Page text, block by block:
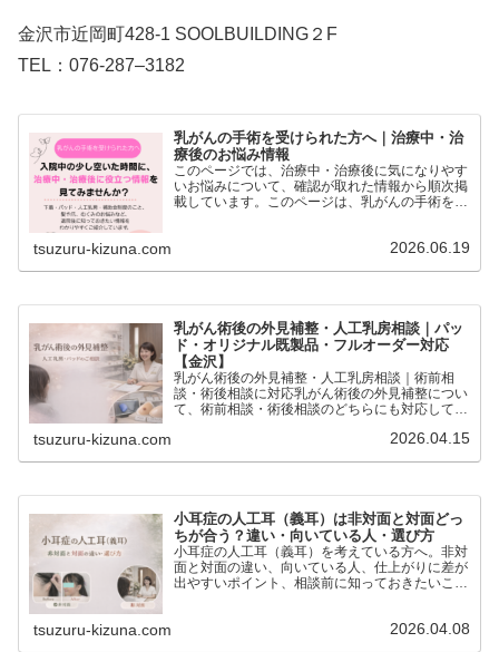
金沢市近岡町428-1 SOOLBUILDING２F
TEL：076-287–3182
乳がんの手術を受けられた方へ｜治療中・治
療後のお悩み情報
このページでは、治療中・治療後に気になりやす
いお悩みについて、確認が取れた情報から順次掲
載しています。このページは、乳がんの手術を受
tsuzuru-kizuna.com 2026.06.19
乳がん術後の外見補整・人工乳房相談｜パッ
ド・オリジナル既製品・フルオーダー対応
【金沢】
乳がん術後の外見補整・人工乳房相談｜術前相
談・術後相談に対応乳がん術後の外見補整につい
て、術前相談・術後相談のどちらにも対応してい
品・フルオーダーまで、今の状態やお気持ちに合
tsuzuru-kizuna.com 2026.04.15
小耳症の人工耳（義耳）は非対面と対面どっ
ちが合う？違い・向いている人・選び方
小耳症の人工耳（義耳）を考えている方へ。非対
面と対面の違い、向いている人、仕上がりに差が
出やすいポイント、相談前に知っておきたいこと
tsuzuru-kizuna.com 2026.04.08